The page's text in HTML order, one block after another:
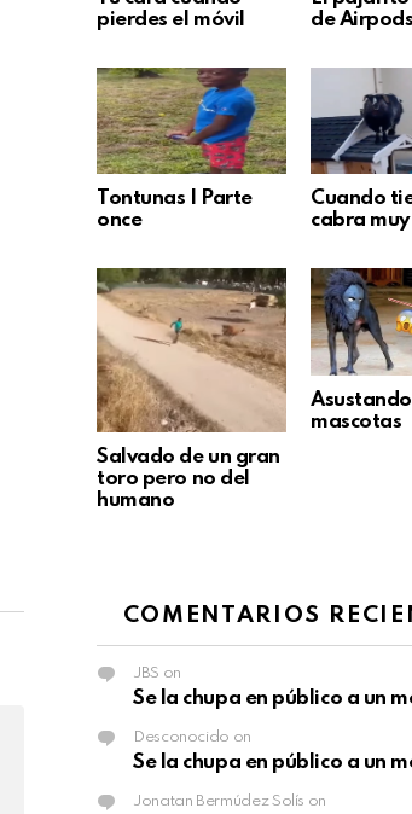
pierdes el móvil
de Airpods
Tontunas | Parte
once
Cuando
cabra
Salvado de un gran
toro pero no del
humano
mascotas
COMENTARIOS
JBS on
Se la chupa en público a un
Desconocido on
Se la chupa en público a un
Jonatan Bermúdez Solís on